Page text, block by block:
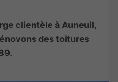
clientèle à Auneuil,
des toitures